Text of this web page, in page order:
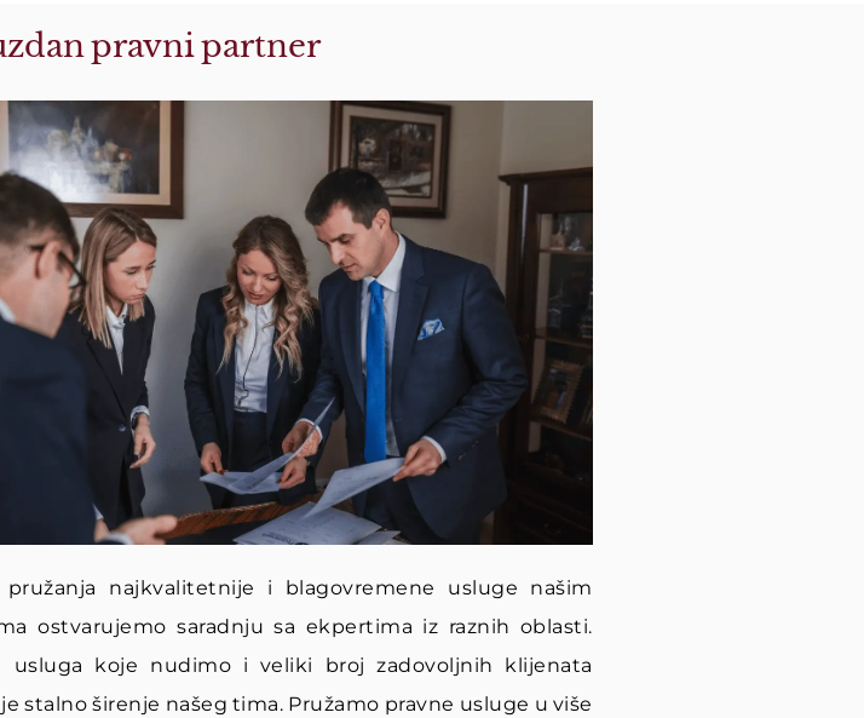
pravni partner
najkvalitetnije i blagovremene usluge našim
ostvarujemo saradnju sa ekpertima iz raznih oblasti.
usluga koje nudimo i veliki broj zadovoljnih klijenata
stalno širenje našeg tima. Pružamo pravne usluge u više